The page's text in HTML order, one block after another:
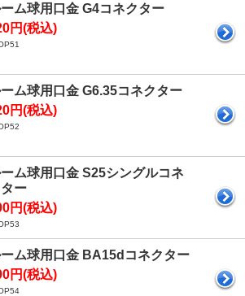
ム球用口金 G4コネクター
円(税込)
ム球用口金 G6.35コネクター
円(税込)
ム球用口金 S25シングルコネ
ー
円(税込)
ム球用口金 BA15dコネクター
円(税込)